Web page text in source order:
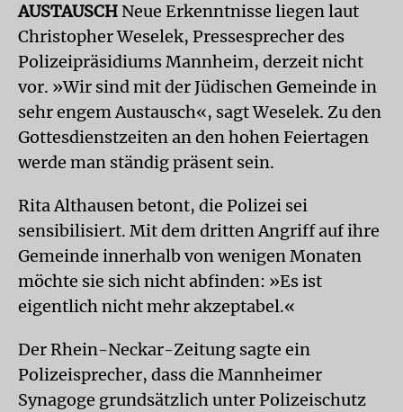
AUSTAUSCH Neue Erkenntnisse liegen laut
Christopher Weselek, Pressesprecher des
Polizeipräsidiums Mannheim, derzeit nicht
vor. »Wir sind mit der Jüdischen Gemeinde in
sehr engem Austausch«, sagt Weselek. Zu den
Gottesdienstzeiten an den hohen Feiertagen
werde man ständig präsent sein.
Rita Althausen betont, die Polizei sei
sensibilisiert. Mit dem dritten Angriff auf ihre
Gemeinde innerhalb von wenigen Monaten
möchte sie sich nicht abfinden: »Es ist
eigentlich nicht mehr akzeptabel.«
Der Rhein-Neckar-Zeitung sagte ein
Polizeisprecher, dass die Mannheimer
Synagoge grundsätzlich unter Polizeischutz